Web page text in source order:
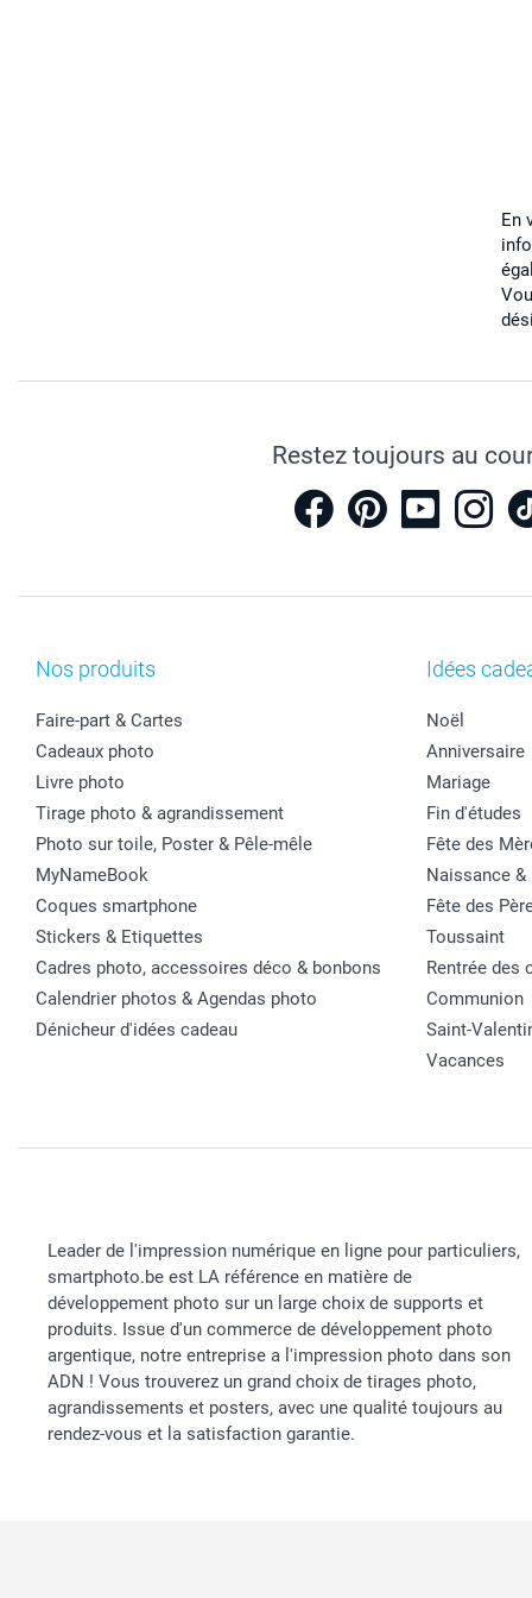
En
Restez toujours au
Nos produits
Faire-part & Cartes
Cadeaux photo
Livre photo
Tirage photo & agrandissement
Photo sur toile, Poster & Pêle-mêle
MyNameBook
Coques smartphone
Stickers & Etiquettes
Cadres photo, accessoires déco & bonbons
Calendrier photos & Agendas photo
Dénicheur d'idées cadeau
Idées
Noël
Anniversaire
Mariage
Fin d'études
Fête des
Naissance &
Fête des
Toussaint
Rentrée des
Communion
Saint-
Vacances
Leader de l'impression numérique en ligne pour particuliers,
smartphoto.be est LA référence en matière de
développement photo sur un large choix de supports et
produits. Issue d'un commerce de développement photo
argentique, notre entreprise a l'impression photo dans son
ADN ! Vous trouverez un grand choix de tirages photo,
agrandissements et posters, avec une qualité toujours au
rendez-vous et la satisfaction garantie.